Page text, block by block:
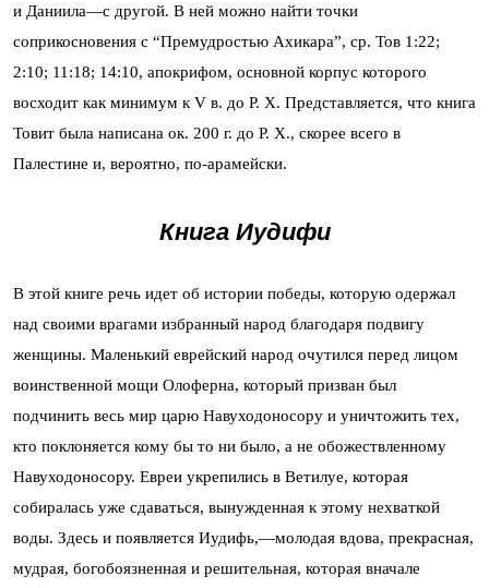
и Даниила—с другой. В ней можно найти точки
соприкосновения с “Премудростью Ахикара”, ср. Тов 1:22;
2:10; 11:18; 14:10, апокрифом, основной корпус которого
восходит как минимум к V в. до Р. Х. Представляется, что книга
Товит была написана ок. 200 г. до Р. Х., скорее всего в
Палестине и, вероятно, по-арамейски.
Книга Иудифи
В этой книге речь идет об истории победы, которую одержал
над своими врагами избранный народ благодаря подвигу
женщины. Маленький еврейский народ очутился перед лицом
воинственной мощи Олоферна, который призван был
подчинить весь мир царю Навуходоносору и уничтожить тех,
кто поклоняется кому бы то ни было, а не обожествленному
Навуходоносору. Евреи укрепились в Ветилуе, которая
собиралась уже сдаваться, вынужденная к этому нехваткой
воды. Здесь и появляется Иудифь,—молодая вдова, прекрасная,
мудрая, богобоязненная и решительная, которая вначале